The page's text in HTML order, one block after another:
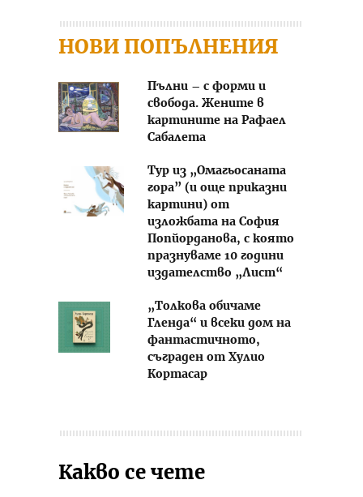
НОВИ ПОПЪЛНЕНИЯ
Пълни – с форми и
свобода. Жените в
картините на Рафаел
Сабалета
Тур из „Омагьосаната
гора” (и още приказни
картини) от
изложбата на София
Попйорданова, с която
празнуваме 10 години
издателство „Лист“
„Толкова обичаме
Гленда“ и всеки дом на
фантастичното,
съграден от Хулио
Кортасар
Какво се чете